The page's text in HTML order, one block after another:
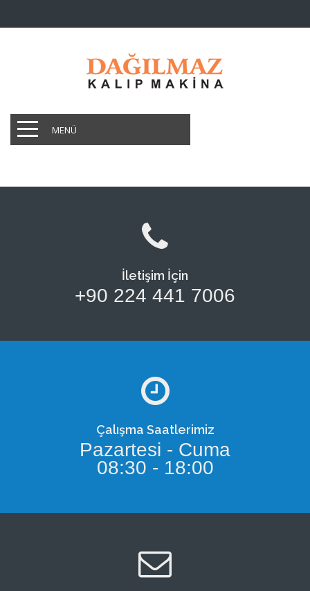
MENÜ
İletişim İçin
+90 224 441 7006
Çalışma Saatlerimiz
Pazartesi - Cuma
08:30 - 18:00